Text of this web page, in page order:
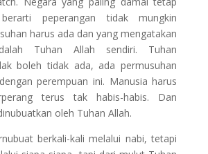
peperangan tidak mungkin
harus ada dan yang mengatakan
Tuhan Allah sendiri. Tuhan
boleh tidak ada, ada permusuhan
perempuan ini. Manusia harus
terus tak habis-habis. Dan
oleh Tuhan Allah.
berkali-kali melalui nabi, tetapi